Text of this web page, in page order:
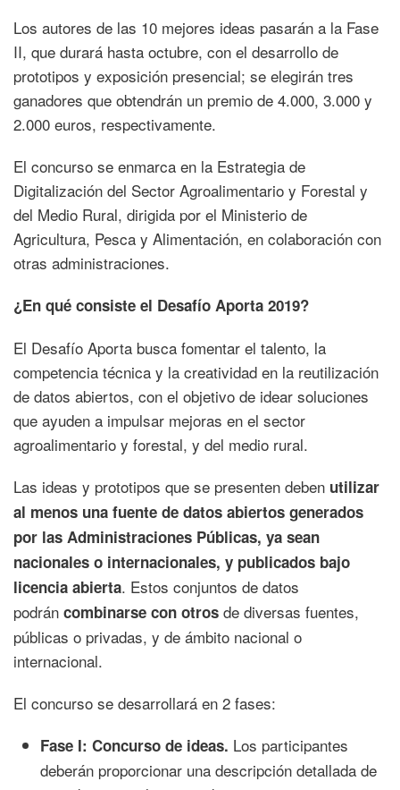
Los autores de las 10 mejores ideas pasarán a la Fase
II, que durará hasta octubre, con el desarrollo de
prototipos y exposición presencial; se elegirán tres
ganadores que obtendrán un premio de 4.000, 3.000 y
2.000 euros, respectivamente.
El concurso se enmarca en la Estrategia de
Digitalización del Sector Agroalimentario y Forestal y
del Medio Rural, dirigida por el Ministerio de
Agricultura, Pesca y Alimentación, en colaboración con
otras administraciones.
¿En qué consiste el Desafío Aporta 2019?
El Desafío Aporta busca fomentar el talento, la
competencia técnica y la creatividad en la reutilización
de datos abiertos, con el objetivo de idear soluciones
que ayuden a impulsar mejoras en el sector
agroalimentario y forestal, y del medio rural.
Las ideas y prototipos que se presenten deben utilizar
al menos una fuente de datos abiertos generados
por las Administraciones Públicas, ya sean
nacionales o internacionales, y publicados bajo
licencia abierta. Estos conjuntos de datos
podrán combinarse con otros de diversas fuentes,
públicas o privadas, y de ámbito nacional o
internacional.
El concurso se desarrollará en 2 fases:
Fase I: Concurso de ideas. Los participantes
deberán proporcionar una descripción detallada de